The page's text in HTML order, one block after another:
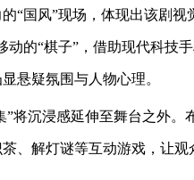
“国风”现场，体现出该剧视
的“棋子”，借助现代科技
悬疑氛围与人物心理。
”将沉浸感延伸至舞台之外
、解灯谜等互动游戏，让